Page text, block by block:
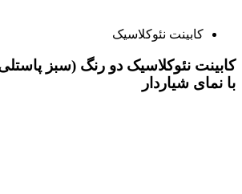
کابینت نئوکلاسیک
کابینت نئوکلاسیک دو رنگ (سبز
با نمای شیاردار